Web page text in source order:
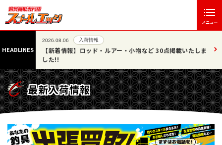
メニュー
HEADLINES
07/25
2026.08.06 入荷情報
【新着情報】ロッド・ルアー・小物など 30点掲載いたしま
した!!
最新入荷情報